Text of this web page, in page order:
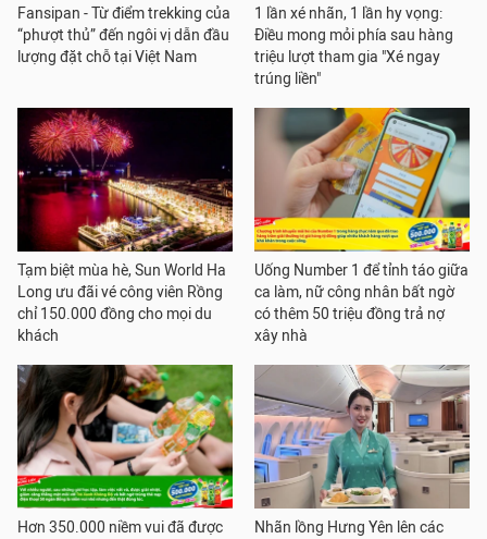
Fansipan - Từ điểm trekking của
“phượt thủ” đến ngôi vị dẫn đầu
lượng đặt chỗ tại Việt Nam
1 lần xé nhãn, 1 lần hy vọng:
Điều mong mỏi phía sau hàng
triệu lượt tham gia "Xé ngay
trúng liền"
Tạm biệt mùa hè, Sun World Ha
Long ưu đãi vé công viên Rồng
chỉ 150.000 đồng cho mọi du
khách
Uống Number 1 để tỉnh táo giữa
ca làm, nữ công nhân bất ngờ
có thêm 50 triệu đồng trả nợ
xây nhà
Hơn 350.000 niềm vui đã được
Nhãn lồng Hưng Yên lên các